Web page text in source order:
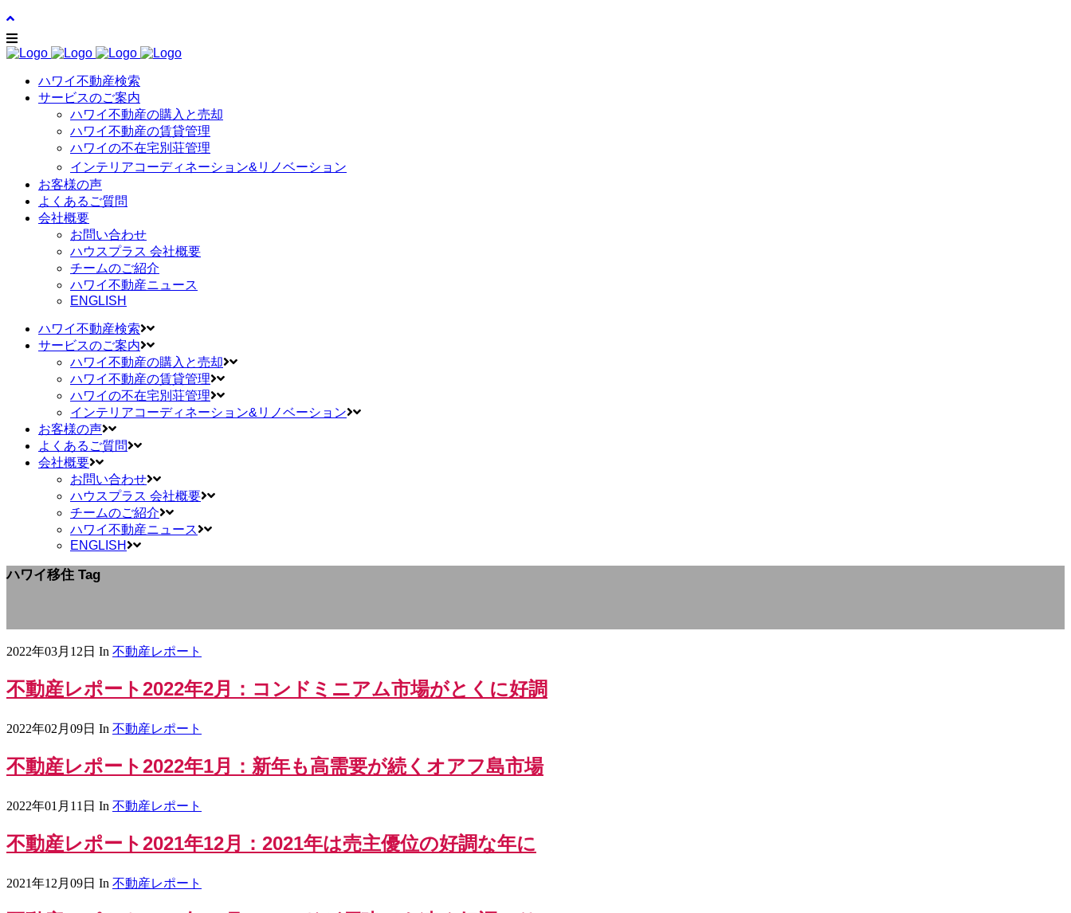
ハワイ不動産検索
サービスのご案内
ハワイ不動産の購入と売却
ハワイ不動産の賃貸管理
ハワイの不在宅別荘管理
インテリアコーディネーション&リノベーション
お客様の声
よくあるご質問
会社概要
お問い合わせ
ハウスプラス 会社概要
チームのご紹介
ハワイ不動産ニュース
ENGLISH
ハワイ不動産検索
サービスのご案内
ハワイ不動産の購入と売却
ハワイ不動産の賃貸管理
ハワイの不在宅別荘管理
インテリアコーディネーション&リノベーション
お客様の声
よくあるご質問
会社概要
お問い合わせ
ハウスプラス 会社概要
チームのご紹介
ハワイ不動産ニュース
ENGLISH
ハワイ移住 Tag
2022年03月12日 In 不動産レポート
不動産レポート2022年2月：コンドミニアム市場がとくに好調
2022年02月09日 In 不動産レポート
不動産レポート2022年1月：新年も高需要が続くオアフ島市場
2022年01月11日 In 不動産レポート
不動産レポート2021年12月：2021年は売主優位の好調な年に
2021年12月09日 In 不動産レポート